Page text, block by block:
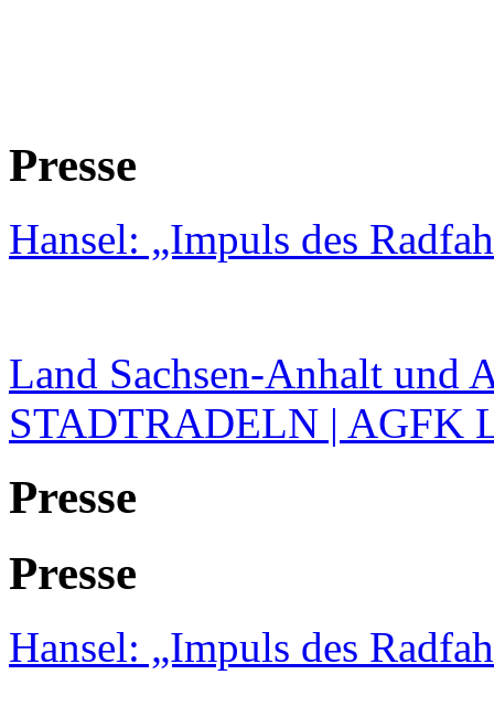
Presse
Hansel: „Impuls des
Land Sachsen-Anhalt und
STADTRADELN | AGFK
Presse
Presse
Hansel: „Impuls des